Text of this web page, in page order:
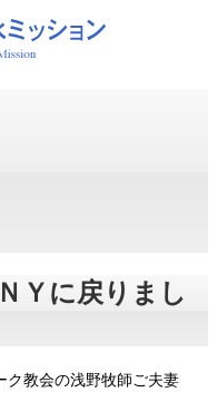
Ｙに戻りまし
ク教会の浅野牧師ご夫妻